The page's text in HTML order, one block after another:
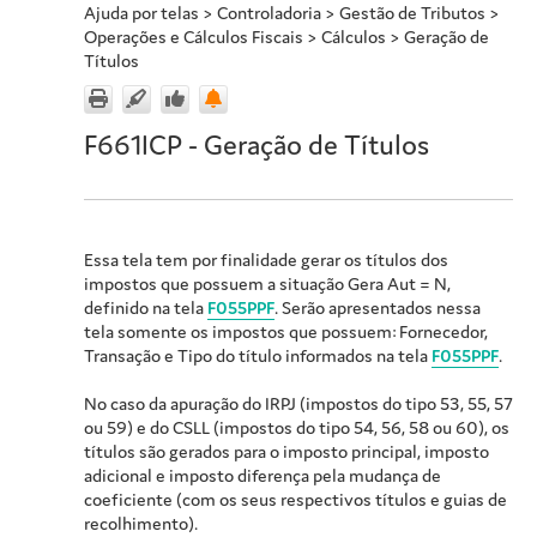
Ajuda por telas > Controladoria > Gestão de Tributos >
Operações e Cálculos Fiscais > Cálculos > Geração de
Títulos
F661ICP - Geração de Títulos
Essa tela tem por finalidade gerar os títulos dos
impostos que possuem a situação Gera Aut = N,
definido na tela F055PPF. Serão apresentados nessa
tela somente os impostos que possuem: Fornecedor,
Transação e Tipo do título informados na tela F055PPF.
No caso da apuração do IRPJ (impostos do tipo 53, 55, 57
ou 59) e do CSLL (impostos do tipo 54, 56, 58 ou 60), os
títulos são gerados para o imposto principal, imposto
adicional e imposto diferença pela mudança de
coeficiente (com os seus respectivos títulos e guias de
recolhimento).